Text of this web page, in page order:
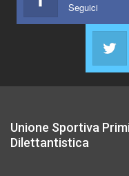
Seguici
Unione Sportiva
Dilettantistica